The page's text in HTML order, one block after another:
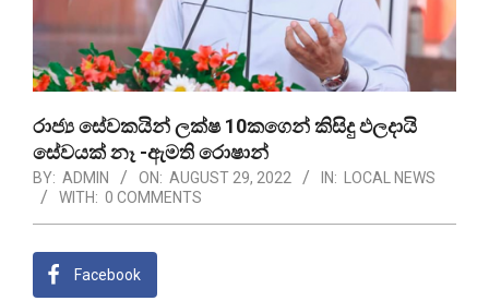
රාජ්‍ය සේවකයින් ලක්ෂ 10කගෙන් කිසිදු ඵලදායි
සේවයක් නෑ -ඇමති රොෂාන්
BY: ADMIN ON: AUGUST 29, 2022 IN:
LOCAL NEWS
WITH: 0 COMMENTS
Facebook